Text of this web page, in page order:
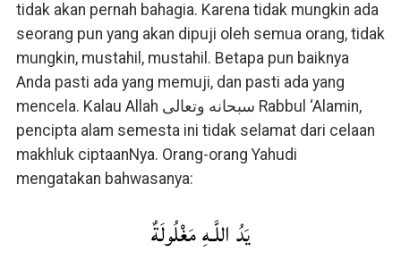
tidak akan pernah bahagia. Karena tidak mungkin ada
seorang pun yang akan dipuji oleh semua orang, tidak
mungkin, mustahil, mustahil. Betapa pun baiknya
Anda pasti ada yang memuji, dan pasti ada yang
mencela. Kalau Allah سبحانه وتعالى Rabbul ‘Alamin,
pencipta alam semesta ini tidak selamat dari celaan
makhluk ciptaanNya. Orang-orang Yahudi
mengatakan bahwasanya:
يَدُ اللَّـهِ مَغْلُولَةٌ